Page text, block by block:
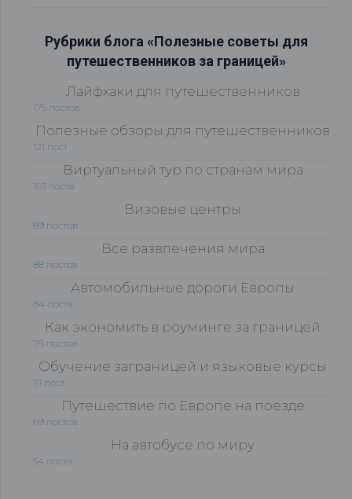
Рубрики блога «Полезные советы для
путешественников за границей»
Лайфхаки для путешественников
175 постов
Полезные обзоры для путешественников
121 пост
Виртуальный тур по странам мира
103 поста
Визовые центры
89 постов
Все развлечения мира
88 постов
Автомобильные дороги Европы
84 поста
Как экономить в роуминге за границей
76 постов
Обучение заграницей и языковые курсы
71 пост
Путешествие по Европе на поезде
69 постов
На автобусе по миру
54 поста